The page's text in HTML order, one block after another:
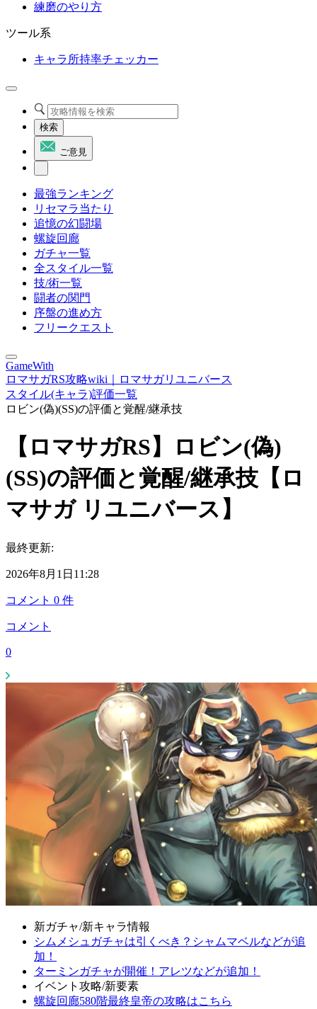
練磨のやり方
ツール系
キャラ所持率チェッカー
検索
ご意見
最強ランキング
リセマラ当たり
追憶の幻闘場
螺旋回廊
ガチャ一覧
全スタイル一覧
技/術一覧
闘者の関門
序盤の進め方
フリークエスト
GameWith
ロマサガRS攻略wiki｜ロマサガリユニバース
スタイル(キャラ)評価一覧
ロビン(偽)(SS)の評価と覚醒/継承技
【ロマサガRS】ロビン(偽)
(SS)の評価と覚醒/継承技【ロ
マサガ リユニバース】
最終更新:
2026年8月1日11:28
コメント 0 件
コメント
0
新ガチャ/新キャラ情報
シムメシュガチャは引くべき？シャムマベルなどが追
加！
ターミンガチャが開催！アレツなどが追加！
イベント攻略/新要素
螺旋回廊580階最終皇帝の攻略はこちら